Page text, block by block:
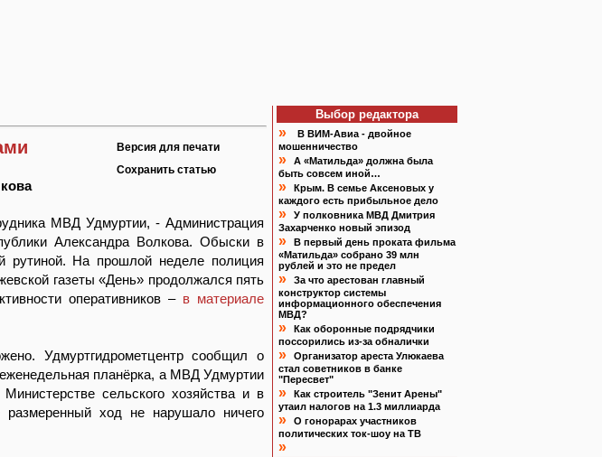
Версия для печати
Сохранить статью
МВД Удмуртии, - Администрация
Александра Волкова. Обыски в
рутиной. На прошлой неделе полиция
газеты «День» продолжался пять
оперативников – в материале
Удмуртгидрометцентр сообщил о
планёрка, а МВД Удмуртии
сельского хозяйства и в
ход не нарушало ничего
Выбор редактора
»
В ВИМ-Авиа - двойное
мошенничество
»
А «Матильда» должна была
быть совсем иной…
»
Крым. В семье Аксеновых у
каждого есть прибыльное дело
»
У полковника МВД Дмитрия
Захарченко новый эпизод
»
В первый день проката фильма
«Матильда» собрано 39 млн
рублей и это не предел
»
За что арестован главный
конструктор системы
информационного обеспечения
МВД?
»
Как оборонные подрядчики
поссорились из-за обналички
»
Организатор ареста Улюкаева
стал советников в банке
"Пересвет"
»
Как строитель "Зенит Арены"
утаил налогов на 1.3 миллиарда
»
О гонорарах участников
политических ток-шоу на ТВ
»